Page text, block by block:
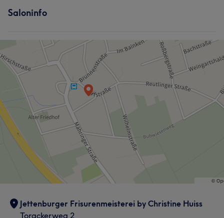
Saloninfo
Jettenburger Frisurenmeisterei by Christine Huiss
Torackerweg 2